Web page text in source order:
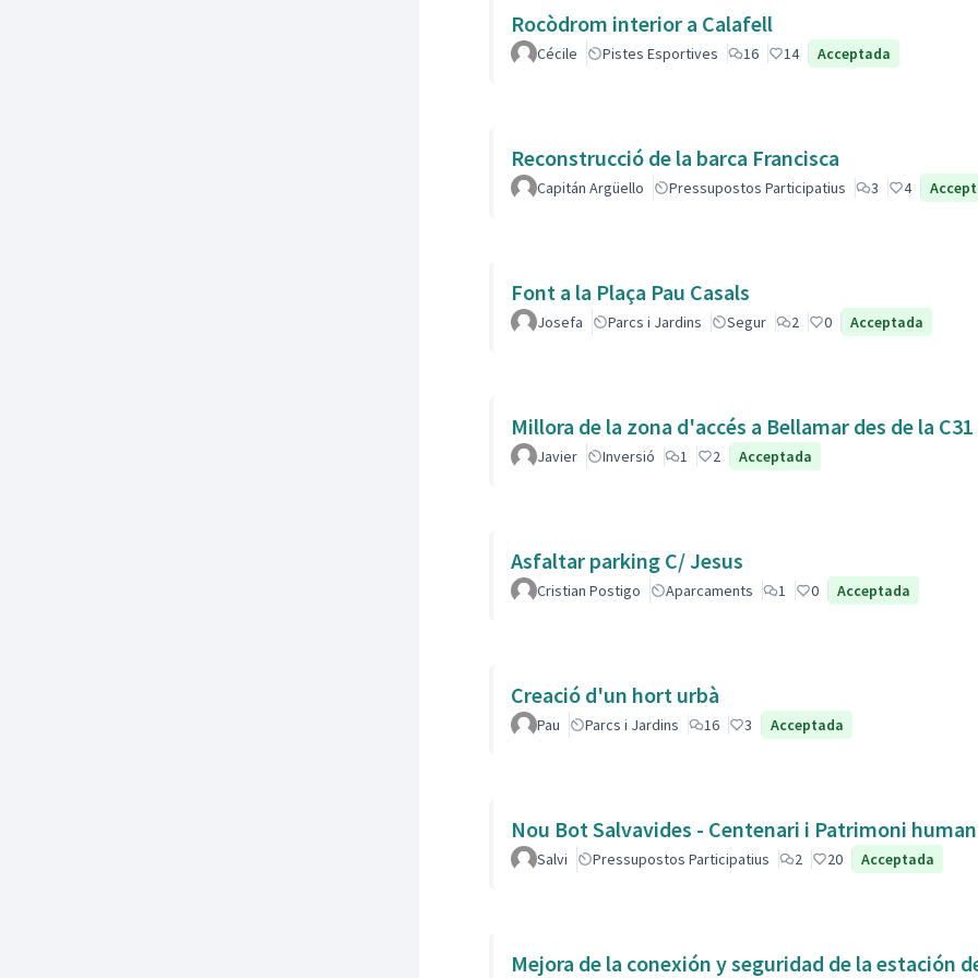
Rocòdrom interior a Calafell
Cécile Pistes Esportives 16 14 Acceptada
Reconstrucció de la barca Francisca
Capitán Argüello Pressupostos Participatius 3 4
Font a la Plaça Pau Casals
Josefa Parcs i Jardins Segur 2 0 Acceptada
Millora de la zona d'accés a Bellamar des de la C31
Javier Inversió 1 2 Acceptada
Asfaltar parking C/ Jesus
Cristian Postigo Aparcaments 1 0 Acceptada
Creació d'un hort urbà
Pau Parcs i Jardins 16 3 Acceptada
Nou Bot Salvavides - Centenari i Patrimoni
Salvi Pressupostos Participatius 2 20 Acceptada